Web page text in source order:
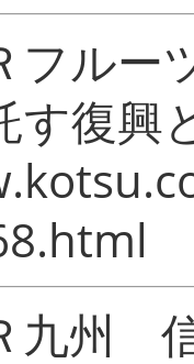
ルー
す復興
州 信